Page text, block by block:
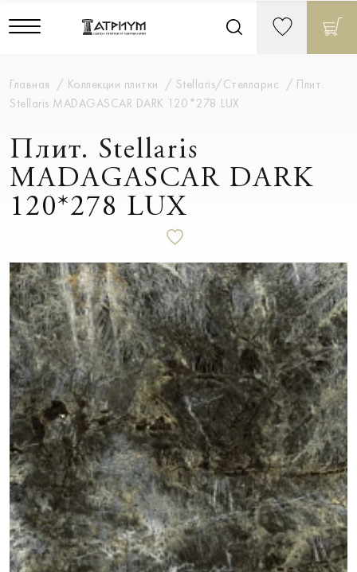
Главная Коллекции плитки Stellaris/Стелларис
Плит.
Stellaris MADAGASCAR DARK 120*278 LUX
Плит. Stellaris
MADAGASCAR DARK
120*278 LUX